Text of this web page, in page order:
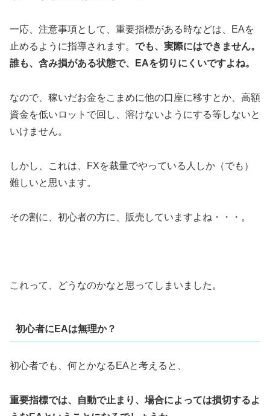
一応、注意事項として、重要指標がある時などは、EAを
止めるように指導されます。 でも、実際にはできません。
誰も、含み損がある状態で、EAを切りにくいですよね。
なので、稼いだお金をこまめに他の口座に移すとか、高額
資金を低いロットで回し、溶けないようにする等しないと
いけません。
しかし、これは、FXを裁量でやっている人しか（でも）
難しいと思います。
その割に、初心者の方に、販売していますよね・・・。
これって、どうなのかなと思ってしまいました。
初心者にEAは無理か？
初心者でも、何とかなるEAと考えると、
重要指標では、自動で止まり、場合によっては損切するよ